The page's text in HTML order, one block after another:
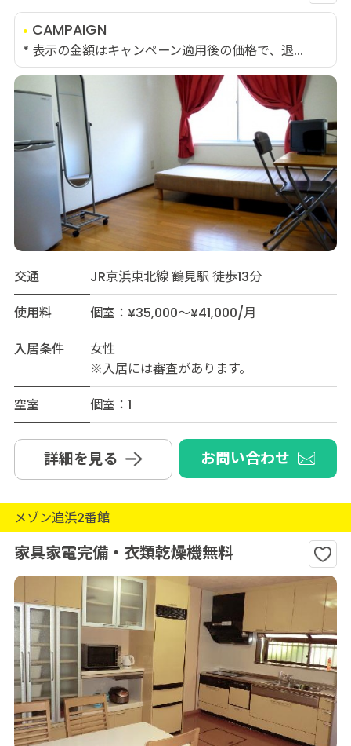
CAMPAIGN
* 表示の金額はキャンペーン適用後の価格で、退...
交通
JR京浜東北線 鶴見駅 徒歩13分
使用料
個室：¥35,000～¥41,000/月
入居条件
女性
※入居には審査があります。
空室
個室：1
詳細を見る お問い合わせ
メゾン追浜2番館
家具家電完備・衣類乾燥機無料